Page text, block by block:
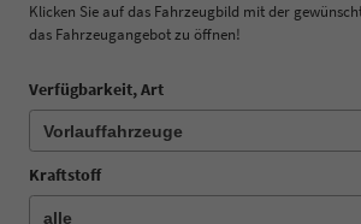
Klicken Sie auf das Fahrzeugbild mit der
das Fahrzeugangebot zu öffnen!
Verfügbarkeit, Art
Kraftstoff